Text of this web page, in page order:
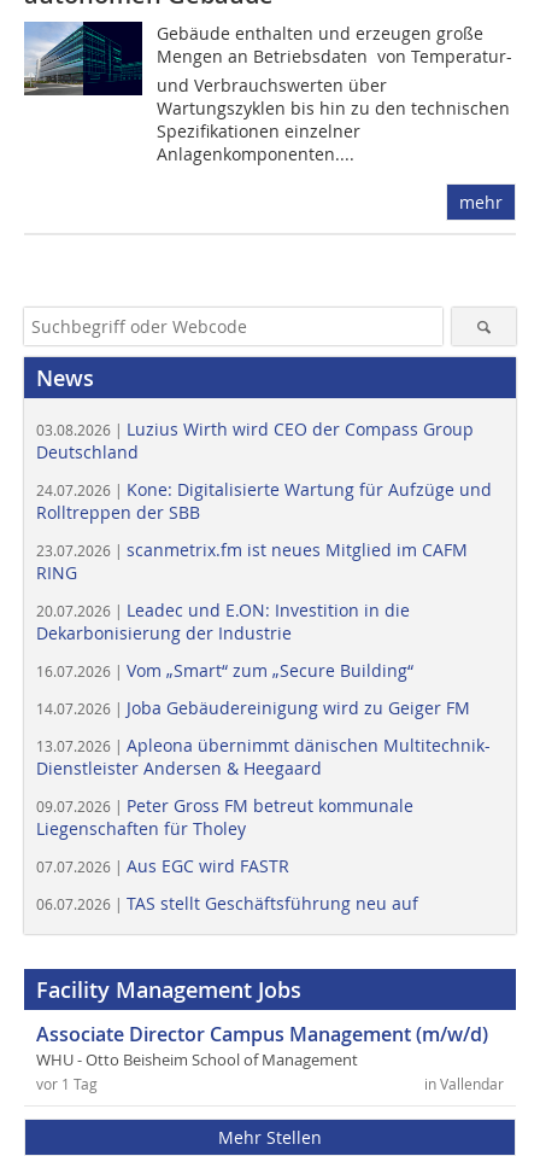
Gebäude enthalten und erzeugen große
Mengen an Betriebsdaten  von Temperatur-
und Verbrauchswerten über
Wartungszyklen bis hin zu den technischen
Spezifikationen einzelner
Anlagenkomponenten....
mehr
News
03.08.2026 | Luzius Wirth wird CEO der Compass Group
Deutschland
24.07.2026 | Kone: Digitalisierte Wartung für Aufzüge und
Rolltreppen der SBB
23.07.2026 | scanmetrix.fm ist neues Mitglied im CAFM
RING
20.07.2026 | Leadec und E.ON: Investition in die
Dekarbonisierung der Industrie
16.07.2026 | Vom „Smart“ zum „Secure Building“
14.07.2026 | Joba Gebäudereinigung wird zu Geiger FM
13.07.2026 | Apleona übernimmt dänischen Multitechnik-
Dienstleister Andersen & Heegaard
09.07.2026 | Peter Gross FM betreut kommunale
Liegenschaften für Tholey
07.07.2026 | Aus EGC wird FASTR
06.07.2026 | TAS stellt Geschäftsführung neu auf
Facility Management Jobs
Associate Director Campus Management (m/w/d)
WHU - Otto Beisheim School of Management
in Vallendar
vor 1 Tag
Mehr Stellen